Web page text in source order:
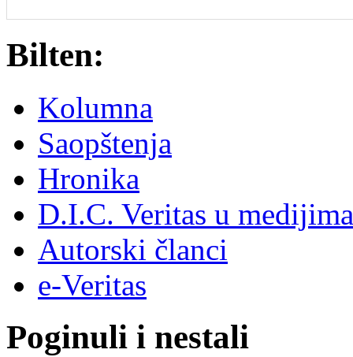
Bilten:
Kolumna
Saopštenja
Hronika
D.I.C. Veritas u medijima
Autorski članci
e-Veritas
Poginuli i nestali